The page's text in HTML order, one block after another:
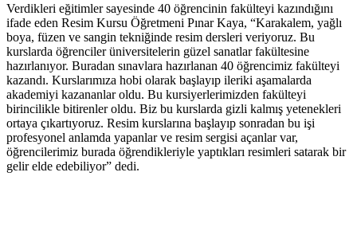
Verdikleri eğitimler sayesinde 40 öğrencinin fakülteyi kazındığını
ifade eden Resim Kursu Öğretmeni Pınar Kaya, “Karakalem, yağlı
boya, füzen ve sangin tekniğinde resim dersleri veriyoruz. Bu
kurslarda öğrenciler üniversitelerin güzel sanatlar fakültesine
hazırlanıyor. Buradan sınavlara hazırlanan 40 öğrencimiz fakülteyi
kazandı. Kurslarımıza hobi olarak başlayıp ileriki aşamalarda
akademiyi kazananlar oldu. Bu kursiyerlerimizden fakülteyi
birincilikle bitirenler oldu. Biz bu kurslarda gizli kalmış yetenekleri
ortaya çıkartıyoruz. Resim kurslarına başlayıp sonradan bu işi
profesyonel anlamda yapanlar ve resim sergisi açanlar var,
öğrencilerimiz burada öğrendikleriyle yaptıkları resimleri satarak bir
gelir elde edebiliyor” dedi.